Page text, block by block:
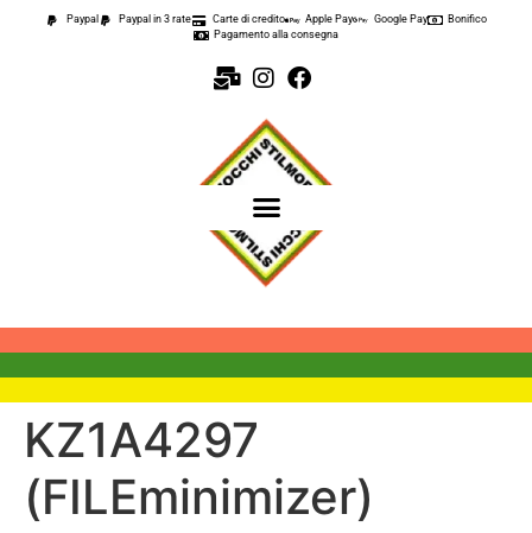
contenuto
Paypal Paypal in 3 rate Carte di credito Apple Pay Google Pay
Bonifico
Pagamento alla consegna
KZ1A4297
(FILEminimizer)